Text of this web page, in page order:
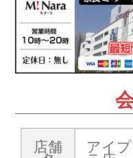
店舗
アイ